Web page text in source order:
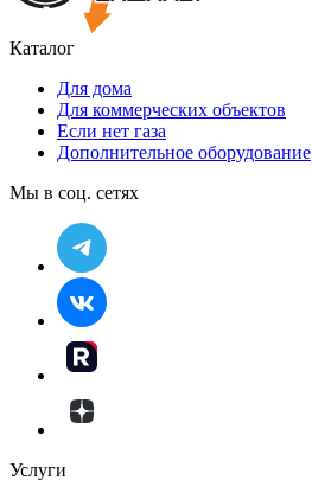
Каталог
Для дома
Для коммерческих объектов
Если нет газа
Дополнительное оборудование
Мы в соц. сетях
Услуги